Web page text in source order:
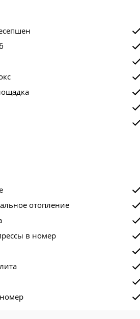
отопление
в номер